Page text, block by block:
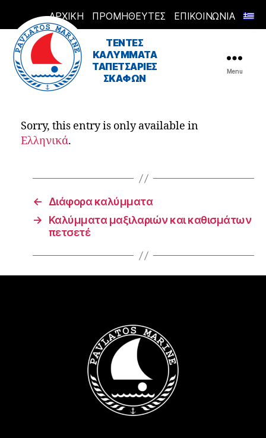
ΑΡΧΙΚΗ ΠΡΟΜΗΘΕΥΤΕΣ ΕΠΙΚΟΙΝΩΝΙΑ
Pavlatos
ΤΕΝΤΕΣ
ΚΑΛΥΜΜΑΤΑ
ΤΑΠΕΤΣΑΡΙΕΣ
ΣΚΑΦΩΝ
Menu
Sorry, this entry is only available in
Ελληνικά.
←
Διάφορα καλύμματα
→
Καλύμματα μαξιλαριών και καθισμάτων
πετσετέ